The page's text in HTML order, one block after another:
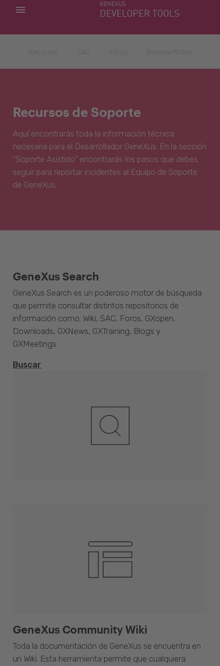
GENEXUS
DEVELOPER TOOLS
MIS APLICACIONES
Recursos de Soporte
Aquí encontrarás toda la información técnica
necesaria para el Desarrollador GeneXus. En la sección
“Soporte Asistido” encontrarás los pasos que debes
seguir para reportar incidentes al Equipo de Soporte
de GeneXus.
GeneXus Community Wiki
Toda la documentación de GeneXus se encuentra en
un Wiki. Esta herramienta permite que cualquiera
GeneXus Search
GeneXus Search es un poderoso motor de búsqueda
que permite consultar distintos repositorios de
información como: Wiki, SAC, Foros, GXopen,
Downloads, GXNews, GXTraining, Blogs y
GXMeetings.
Buscar